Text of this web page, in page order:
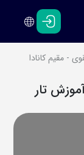
فارسی
انگلیسی
- مقیم کانادا
تار